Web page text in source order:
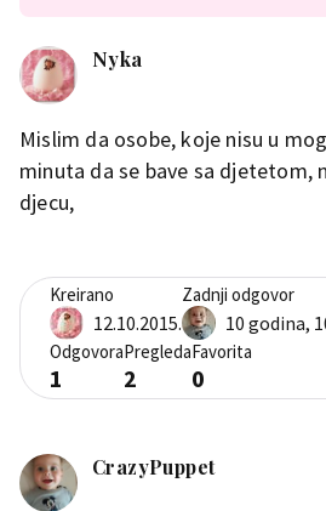
Nyka
Mislim da osobe, koje nisu u
minuta da se bave sa djetetom,
djecu,
Kreirano
12.10.2015.
Zadnji odgovor
10 godina,
Odgovora
1
Pregleda
2
Favorita
0
CrazyPuppet